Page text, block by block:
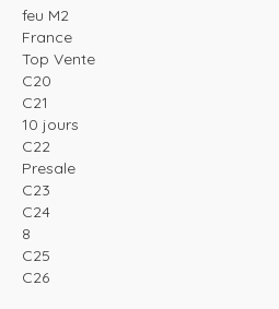
feu M2
France
Top Vente
C20
C21
10 jours
C22
Presale
C23
C24
8
C25
C26